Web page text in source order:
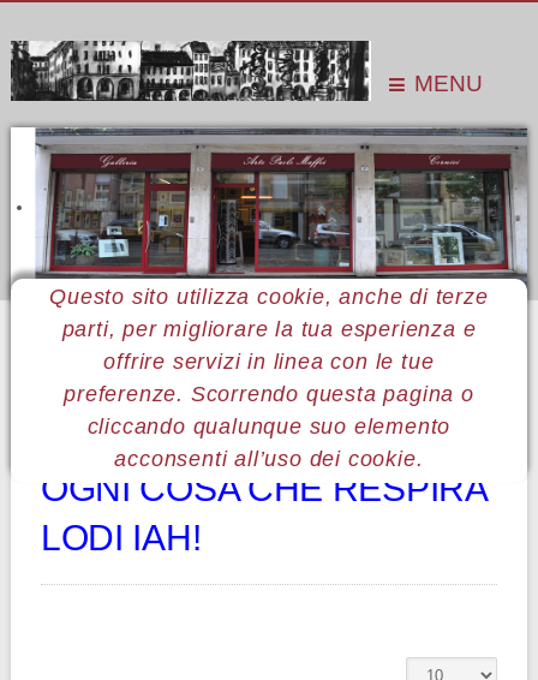
MENU
Questo sito utilizza cookie, anche di terze
parti, per migliorare la tua esperienza e
offrire servizi in linea con le tue
preferenze. Scorrendo questa pagina o
cliccando qualunque suo elemento
acconsenti all’uso dei cookie.
Sei qui: Home Le mostre Mostre 2015 Rosalia Costanza
48 Rosalia Costanza
OGNI COSA CHE RESPIRA
LODI IAH!